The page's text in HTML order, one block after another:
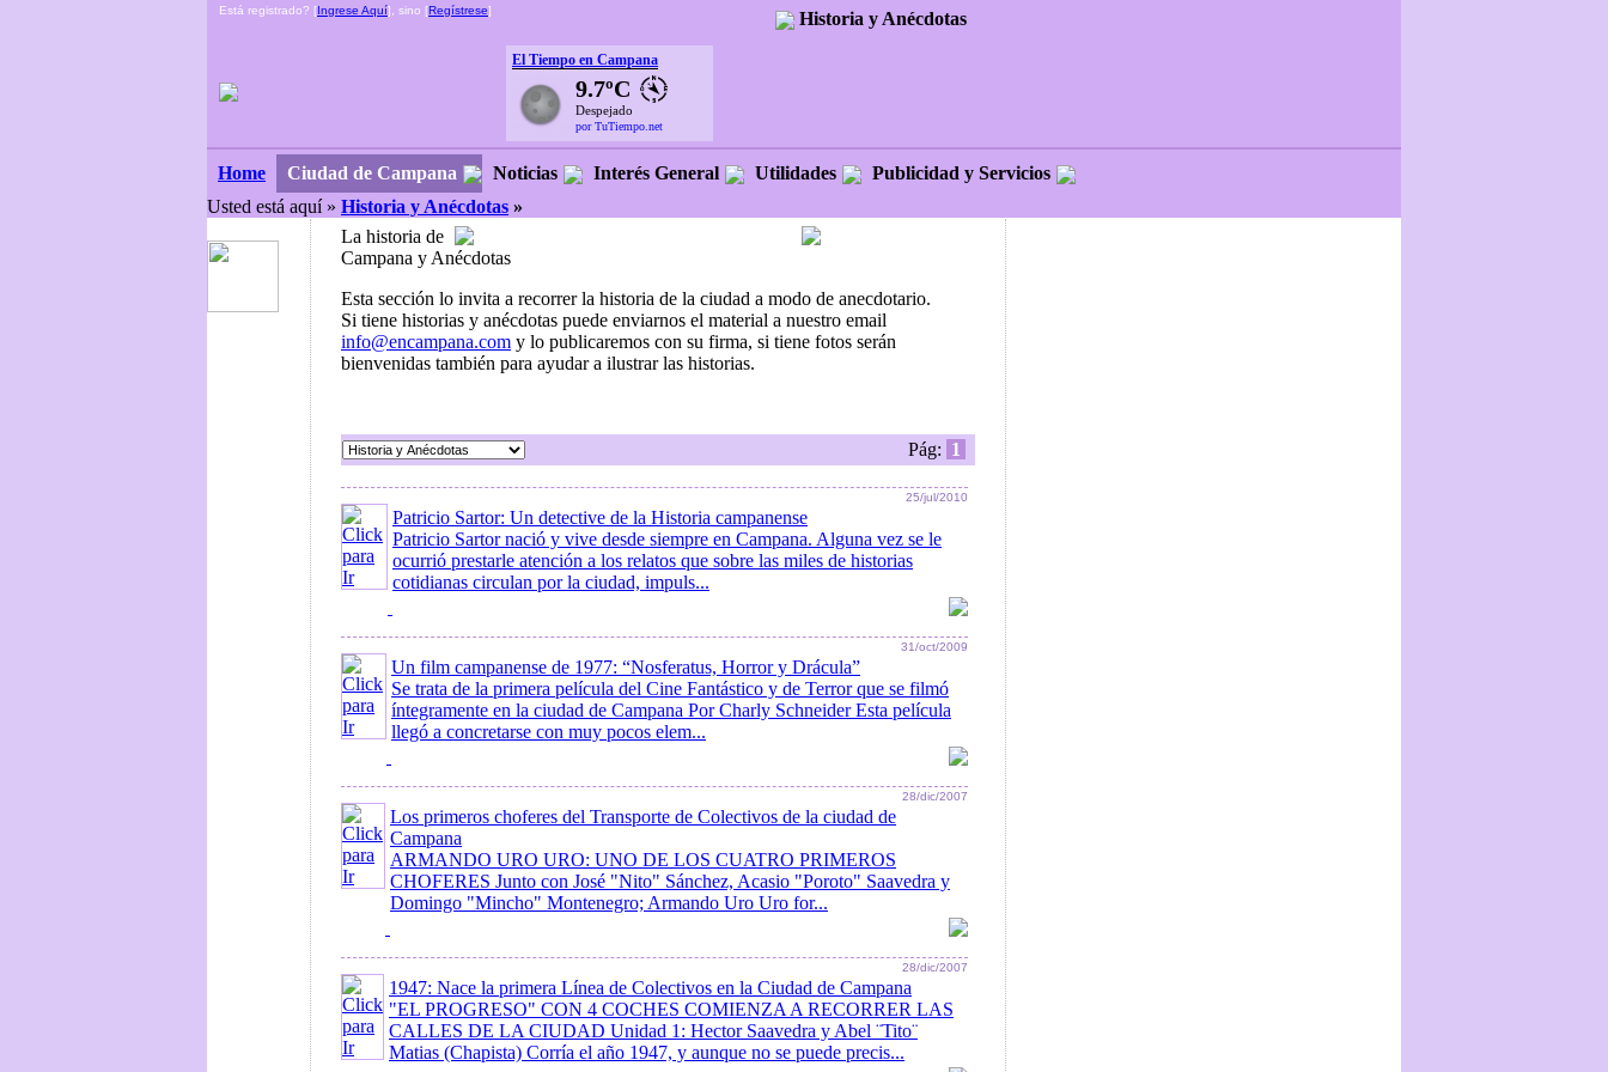
Está registrado? [Ingrese Aquí], sino [Regístrese] Historia y Anécdotas
El Tiempo en Campana
9.7ºC
Despejado
por TuTiempo.net
Home Ciudad de Campana Noticias Interés General Utilidades
Publicidad y Servicios
Usted está aquí » Historia y Anécdotas »
La historia de
Campana y Anécdotas
Esta sección lo invita a recorrer la historia de la ciudad a modo de anecdotario.
Si tiene historias y anécdotas puede enviarnos el material a nuestro email
info@encampana.com y lo publicaremos con su firma, si tiene fotos serán
bienvenidas también para ayudar a ilustrar las historias.
Pág: 1
25/jul/2010
Patricio Sartor: Un detective de la Historia campanense
Patricio Sartor nació y vive desde siempre en Campana. Alguna vez se le
ocurrió prestarle atención a los relatos que sobre las miles de historias
cotidianas circulan por la ciudad, impuls...
31/oct/2009
Un film campanense de 1977: “Nosferatus, Horror y Drácula”
Se trata de la primera película del Cine Fantástico y de Terror que se filmó
íntegramente en la ciudad de Campana Por Charly Schneider Esta película
llegó a concretarse con muy pocos elem...
28/dic/2007
Los primeros choferes del Transporte de Colectivos de la ciudad de
Campana
ARMANDO URO URO: UNO DE LOS CUATRO PRIMEROS
CHOFERES Junto con José "Nito" Sánchez, Acasio "Poroto" Saavedra y
Domingo "Mincho" Montenegro; Armando Uro Uro for...
28/dic/2007
1947: Nace la primera Línea de Colectivos en la Ciudad de Campana
"EL PROGRESO" CON 4 COCHES COMIENZA A RECORRER LAS
CALLES DE LA CIUDAD Unidad 1: Hector Saavedra y Abel ¨Tito¨
Matias (Chapista) Corría el año 1947, y aunque no se puede precis...